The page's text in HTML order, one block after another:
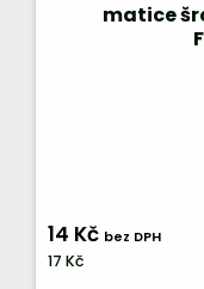
matice
14 Kč bez DPH
17 Kč